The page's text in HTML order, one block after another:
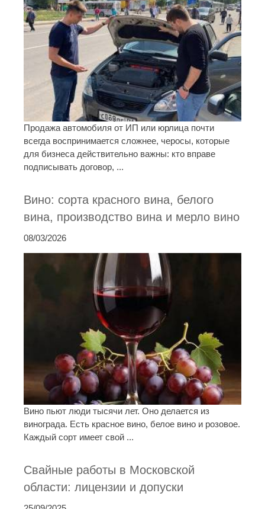
Продажа автомобиля от ИП или юрлица почти
всегда воспринимается сложнее, черосы, которые
для бизнеса действительно важны: кто вправе
подписывать договор, ...
Вино: сорта красного вина, белого
вина, производство вина и мерло вино
08/03/2026
Вино пьют люди тысячи лет. Оно делается из
винограда. Есть красное вино, белое вино и розовое.
Каждый сорт имеет свой ...
Свайные работы в Московской
области: лицензии и допуски